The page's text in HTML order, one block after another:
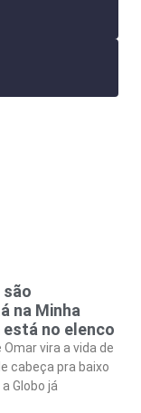
são
na Minha
está no elenco
vira a vida de
cabeça pra baixo
Globo já